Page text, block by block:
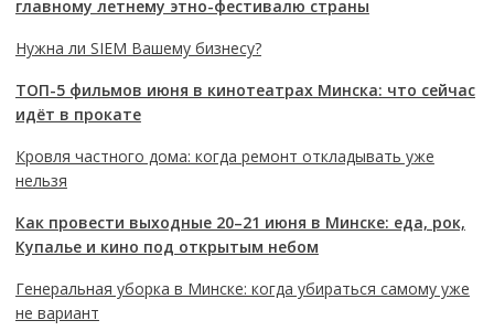
главному летнему этно-фестивалю страны
Нужна ли SIEM Вашему бизнесу?
ТОП-5 фильмов июня в кинотеатрах Минска: что сейчас
идёт в прокате
Кровля частного дома: когда ремонт откладывать уже
нельзя
Как провести выходные 20–21 июня в Минске: еда, рок,
Купалье и кино под открытым небом
Генеральная уборка в Минске: когда убираться самому уже
не вариант